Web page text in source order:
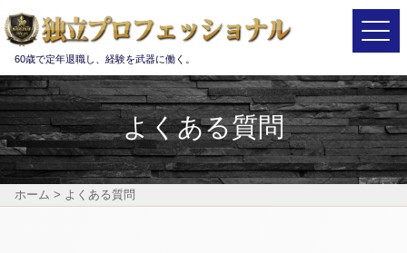
Main Navigation
60歳で定年退職し、経験を武器に働く。
よくある質問
ホーム > よくある質問